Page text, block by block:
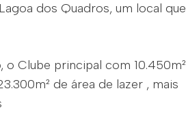
dos Quadros, um local que
o Clube principal com 10.450m²
de área de lazer , mais